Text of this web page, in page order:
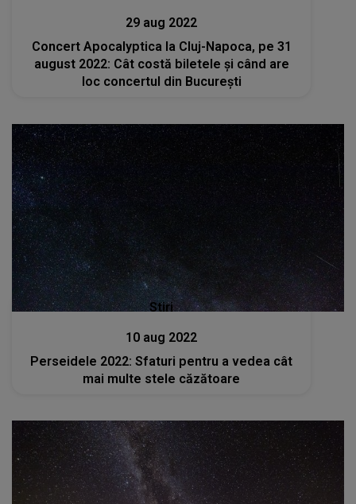
29 aug 2022
Concert Apocalyptica la Cluj-Napoca, pe 31
august 2022: Cât costă biletele şi când are
loc concertul din Bucureşti
Stiri
10 aug 2022
Perseidele 2022: Sfaturi pentru a vedea cât
mai multe stele căzătoare